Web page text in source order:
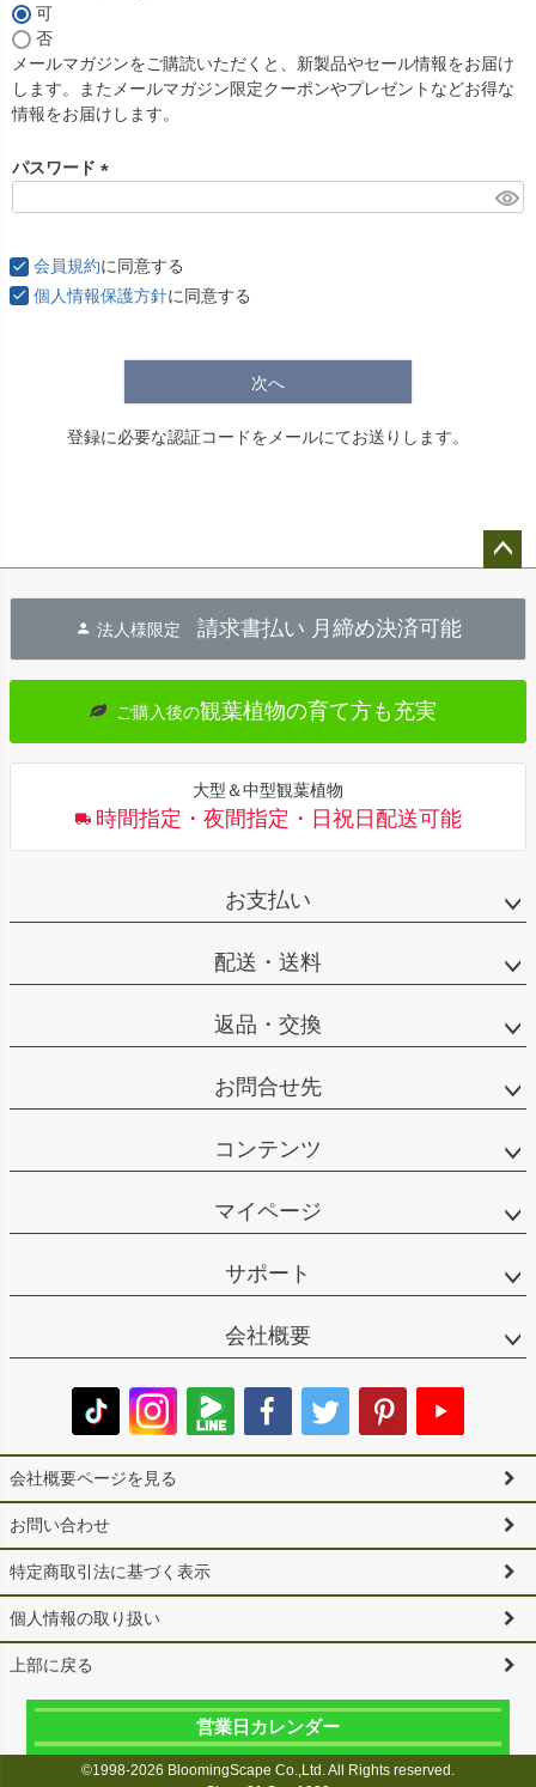
須
)
可
否
メールマガジンをご購読いただくと、新製品やセール情報をお届け
します。またメールマガジン限定クーポンやプレゼントなどお得な
情報をお届けします。
パスワード
)
会員規約に同意する
個人情報保護方針に同意する
次へ
登録に必要な認証コードをメールにてお送りします。
へ
法人様限定 請求書払い 月締め決済可能
ご購入後の観葉植物の育て方も充実
大型＆中型観葉植物
時間指定・夜間指定・日祝日配送可能
お支払い
配送・送料
返品・交換
お問合せ先
コンテンツ
マイページ
サポート
会社概要
会社概要ページを見る
お問い合わせ
特定商取引法に基づく表示
個人情報の取り扱い
上部に戻る
営業日カレンダー
©1998-2026 BloomingScape Co.,Ltd. All Rights reserved.